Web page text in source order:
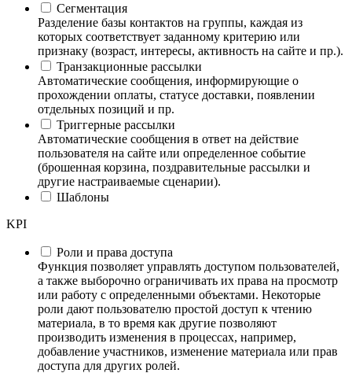
Сегментация
Разделение базы контактов на группы, каждая из
которых соответствует заданному критерию или
признаку (возраст, интересы, активность на сайте и пр.).
Транзакционные рассылки
Автоматические сообщения, информирующие о
прохождении оплаты, статусе доставки, появлении
отдельных позиций и пр.
Триггерные рассылки
Автоматические сообщения в ответ на действие
пользователя на сайте или определенное событие
(брошенная корзина, поздравительные рассылки и
другие настраиваемые сценарии).
Шаблоны
KPI
Роли и права доступа
Функция позволяет управлять доступом пользователей,
а также выборочно ограничивать их права на просмотр
или работу с определенными объектами. Некоторые
роли дают пользователю простой доступ к чтению
материала, в то время как другие позволяют
производить изменения в процессах, например,
добавление участников, изменение материала или прав
доступа для других ролей.